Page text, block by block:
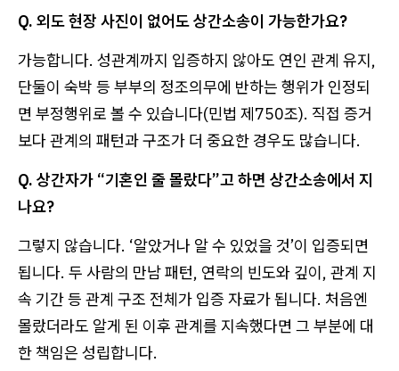
Q. 외도 현장 사진이 없어도 상간소송이 가능한가요?
가능합니다. 성관계까지 입증하지 않아도 연인 관계 유지,
단둘이 숙박 등 부부의 정조의무에 반하는 행위가 인정되
면 부정행위로 볼 수 있습니다(민법 제750조). 직접 증거
보다 관계의 패턴과 구조가 더 중요한 경우도 많습니다.
Q. 상간자가 “기혼인 줄 몰랐다”고 하면 상간소송에서 지
나요?
그렇지 않습니다. ‘알았거나 알 수 있었을 것’이 입증되면
됩니다. 두 사람의 만남 패턴, 연락의 빈도와 깊이, 관계 지
속 기간 등 관계 구조 전체가 입증 자료가 됩니다. 처음엔
몰랐더라도 알게 된 이후 관계를 지속했다면 그 부분에 대
한 책임은 성립합니다.